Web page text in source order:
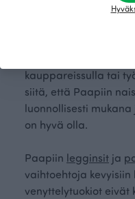
avaimet oman
kauppareissulla tai
siitä, että Paapiin
luonnollisesti mukana
on hyvä olla.
Paapiin legginsit ja
vaihtoehtoja kevyisiin
venyttelytuokiot eivät